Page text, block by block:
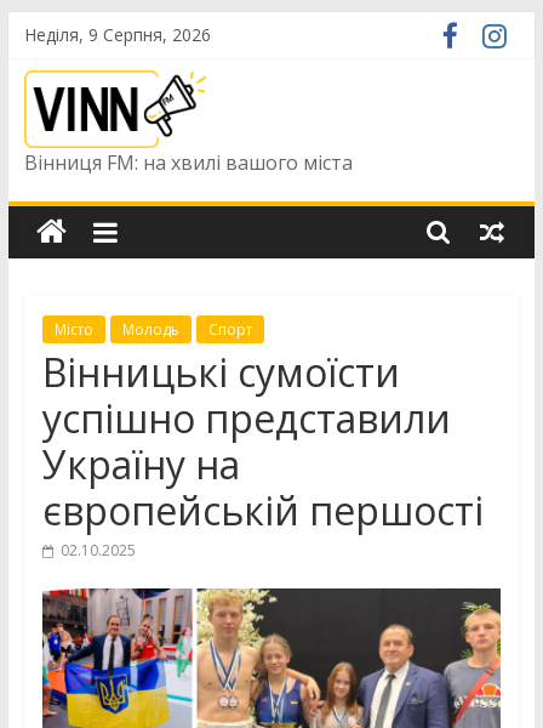
Skip
content
Неділя, 9 Серпня, 2026
Вінниця FM: на хвилі вашого міста
Місто Молодь Спорт
Вінницькі сумоїсти
успішно представили
Україну на
європейській першості
02.10.2025